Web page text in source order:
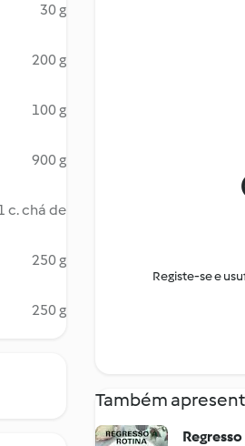
30 g
200 g
100 g
900 g
c. chá de
250 g
250 g
Registe-se e
Também